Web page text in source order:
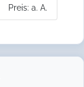
Preis: a. A.